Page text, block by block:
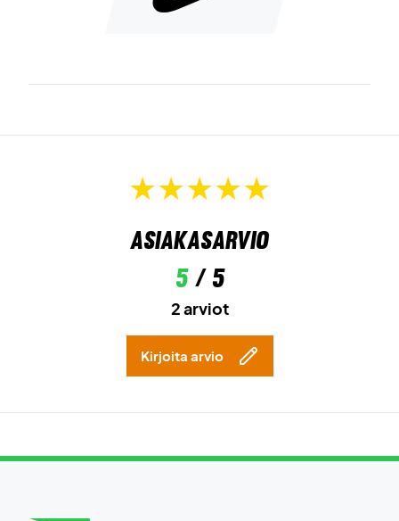
Asiakasarvio
5/ 5
2 arviot
Kirjoita arvio